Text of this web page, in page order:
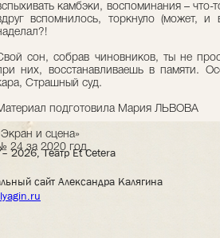
камбэки, воспоминания –
вспомнилось, торкнуло (может,
сон, собрав чиновников, ты не
них, восстанавливаешь в памяти.
Страшный суд.
подготовила Мария ЛЬВОВА
и сцена»
24 за 2020 год
2026, Театр Et Cetera
сайт Александра Калягина